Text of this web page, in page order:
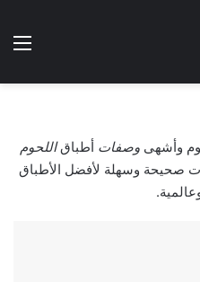
الوضع
وأشهى وصفات أطباقاللحوم
صحيحة وسهلة لأفضل الأطباق